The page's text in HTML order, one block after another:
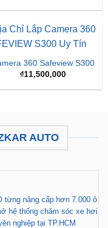
là:
tại
360 Safeview S300
₫11,500,000
AUTO
từng nâng cấp hơn 7.000 ô
hệ thống chăm sóc xe hơi
nghiệp tại TP.HCM